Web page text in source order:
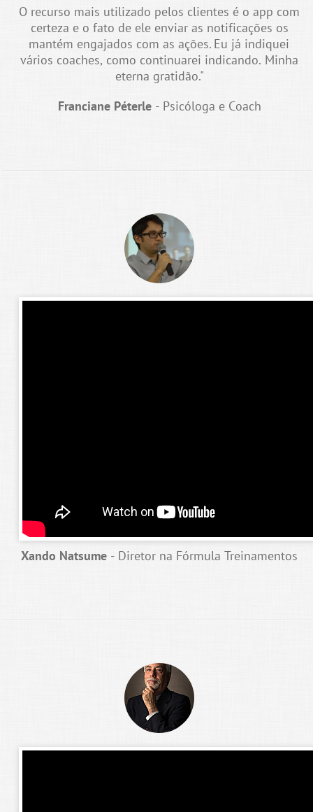
O recurso mais utilizado pelos clientes é o app com
certeza e o fato de ele enviar as notificações os
mantém engajados com as ações. Eu já indiquei
vários coaches, como continuarei indicando. Minha
eterna gratidão."
Franciane Péterle - Psicóloga e Coach
Xando Natsume - Diretor na Fórmula Treinamentos